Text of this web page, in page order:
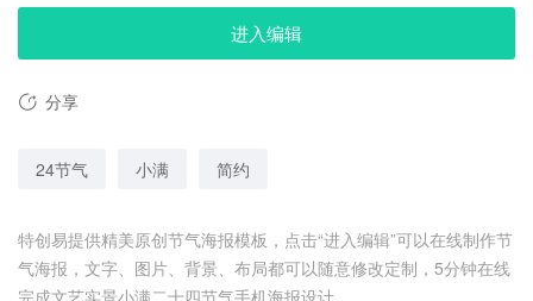
进入编辑
分享
24节气 小满 简约
特创易提供精美原创节气海报模板，点击“进入编辑”可以在线制作节
气海报，文字、图片、背景、布局都可以随意修改定制，5分钟在线
完成文艺实景小满二十四节气手机海报设计。